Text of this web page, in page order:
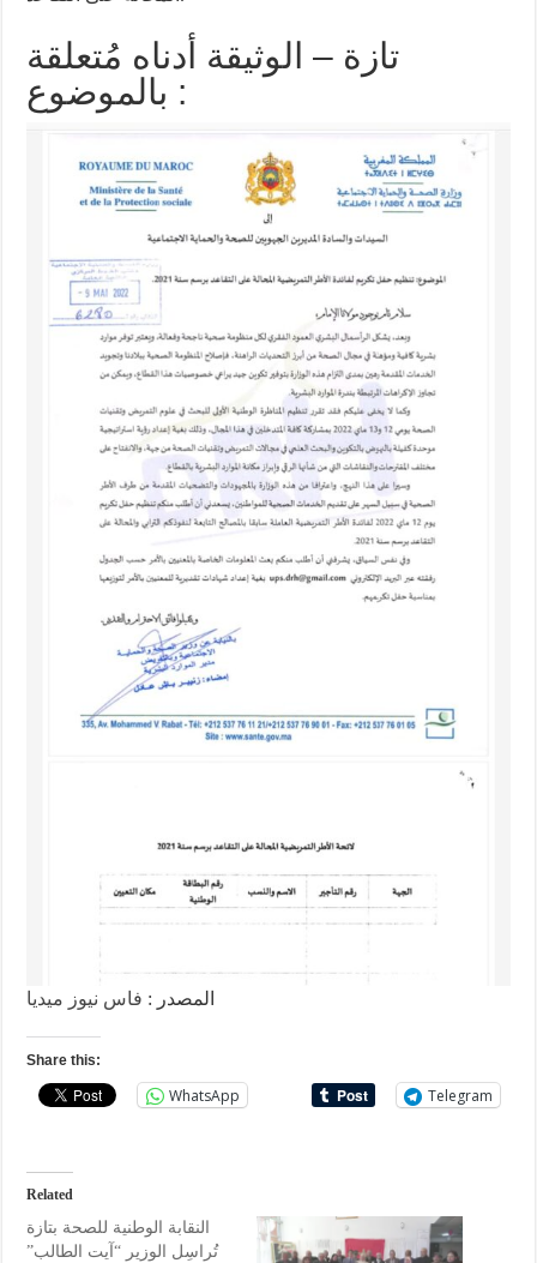
تازة – الوثيقة أدناه مُتعلقة
بالموضوع :
المصدر : فاس نيوز ميديا
Share this:
WhatsApp Telegram
Related
النقابة الوطنية للصحة بتازة
تُراسِل الوزير “آيت الطالب”